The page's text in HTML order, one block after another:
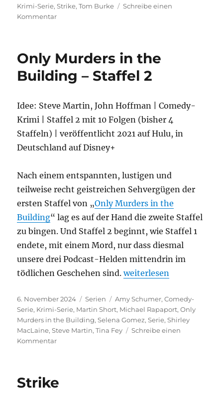
am
Krimi-Serie,Strike,Tom Burke
Schreibe einen
Kommentarzu
Only Murders in the
Building – Staffel 2
Idee: Steve Martin, John Hoffman | Comedy-
Krimi | Staffel 2 mit 10 Folgen (bisher 4
Staffeln) | veröffentlicht 2021 auf Hulu, in
Deutschland auf Disney+
Nach einem entspannten, lustigen und
teilweise recht geistreichen Sehvergügen der
ersten Staffel von „Only Murders in the
Building“ lag es auf der Hand die zweite Staffel
zu bingen. Und Staffel 2 beginnt, wie Staffel 1
endete, mit einem Mord, nur dass diesmal
unsere drei Podcast-Helden mittendrin im
tödlichen Geschehen sind.„Only Murders in the
weiterlesen
Veröffentlicht
am
6. November 2024 Kategorien
Serien Schlagwörter
Amy Schumer,Comedy-
Serie, Krimi-Serie, Martin Short, Michael Rapaport,Only
Murders in the Building,Selena Gomez,Serie,Shirley
MacLaine,Steve Martin,Tina Fey
Schreibe einen
Kommentarzu
the
Strike